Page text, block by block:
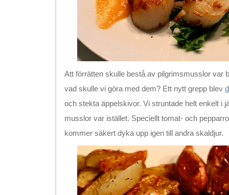
Att förrätten skulle bestå av pilgrimsmusslor var
vad skulle vi göra med dem? Ett nytt grepp blev
och stekta äppelskivor. Vi struntade helt enkelt i
musslor var istället. Speciellt tomat- och
kommer säkert dyka upp igen till andra skaldjur.